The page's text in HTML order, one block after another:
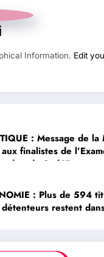
Information. Edit
: Message de la
finalistes de
et du Sud-Kivu
: Plus de 594
restent